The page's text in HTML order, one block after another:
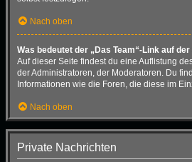
Nach oben
Was bedeutet der „Das Team“-Link auf
Auf dieser Seite findest du eine Auflistung
der Administratoren, der Moderatoren. Du
Informationen wie die Foren, die diese im
Nach oben
Private Nachrichten